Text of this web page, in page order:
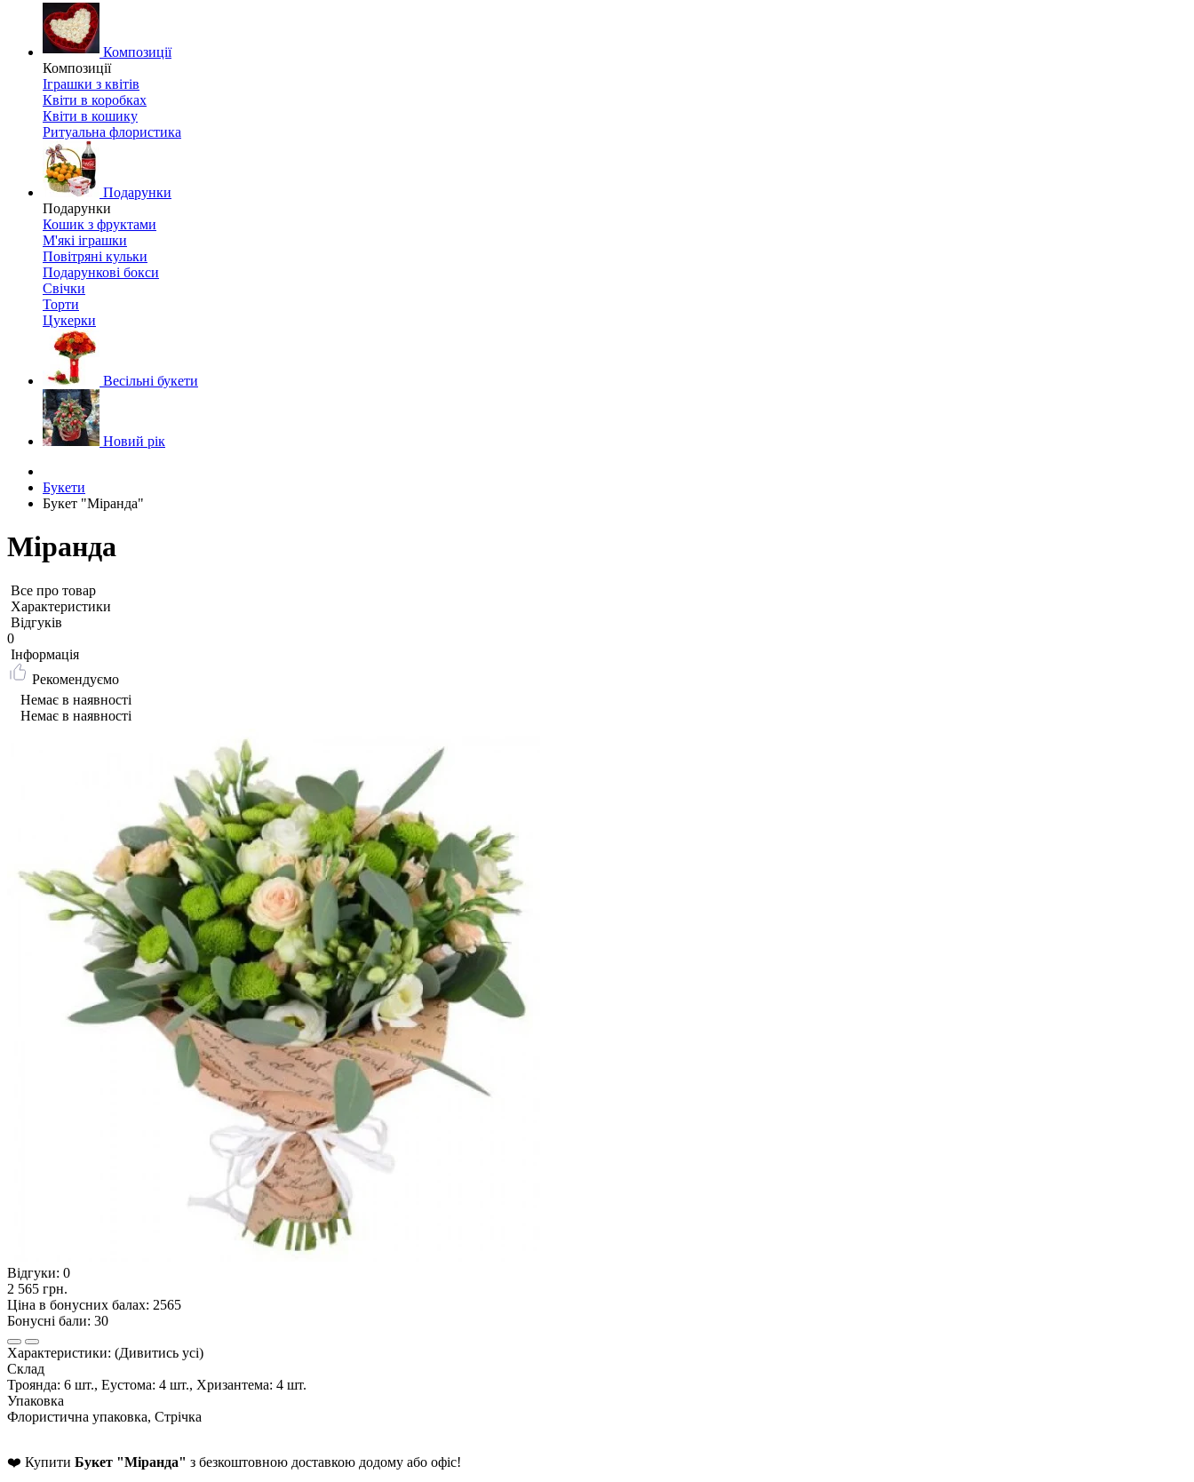
Композиції
Композиції
Іграшки з квітів
Квіти в коробках
Квіти в кошику
Ритуальна флористика
Подарунки
Подарунки
Кошик з фруктами
М'які іграшки
Повітряні кульки
Подарункові бокси
Свічки
Торти
Цукерки
Весільні букети
Новий рік
Букети
Букет "Міранда"
Міранда
Все про товар
Характеристики
Відгуків
0
Iнформація
Рекомендуємо
Немає в наявності
Немає в наявності
Відгуки: 0
2 565 грн.
Ціна в бонусних балах: 2565
Бонусні бали: 30
Характеристики: (Дивитись усі)
Склад
Троянда: 6 шт., Еустома: 4 шт., Хризантема: 4 шт.
Упаковка
Флористична упаковка, Стрічка
❤️ Купити Букет "Міранда" з безкоштовною доставкою додому або офіс!